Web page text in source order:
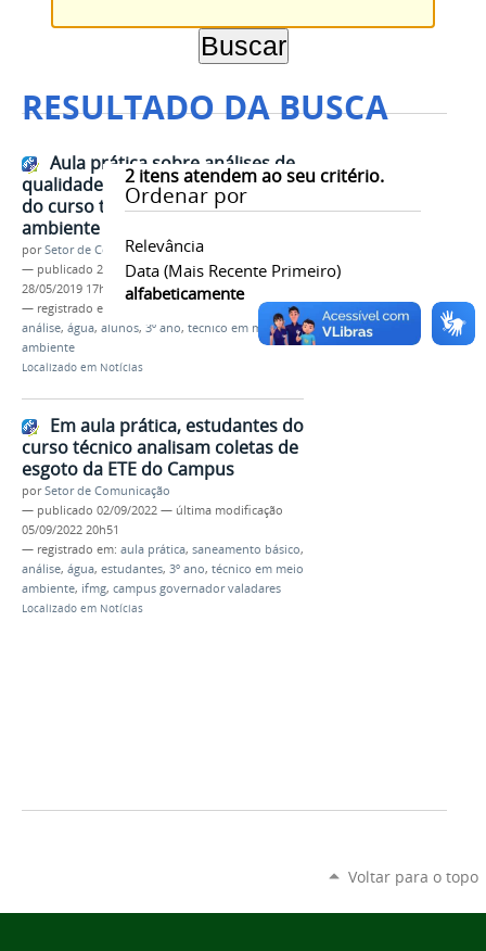
RESULTADO DA BUSCA
2itens atendem ao seu critério.
Ordenar por
Relevância
Data (mais Recente Primeiro)
alfabeticamente
Aula prática sobre análises de
qualidade da água anima alunos
do curso técnico em meio
ambiente
porSetor de Comunicação
— publicado 28/05/2019 —última modificação
28/05/2019 17h40
— registrado em:
saneamento básico
análise, água, alunos, 3º ano, técnico em meio
ambiente
Localizado em Notícias
Em aula prática, estudantes do
curso técnico analisam coletas de
esgoto da ETE do Campus
porSetor de Comunicação
— publicado 02/09/2022 — última modificação
05/09/2022 20h51
— registrado em: aula prática, saneamento básico,
análise, água, estudantes, 3º ano, técnico em meio
ambiente, ifmg, campus governador valadares
Localizado em Notícias
Voltar para o topo